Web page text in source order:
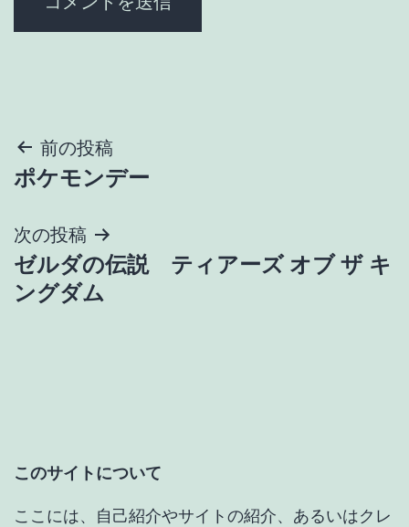
投
稿
ナ
ビ
ン
前の投稿
ポケモンデー
次の投稿
ゼルダの伝説 ティアーズ オブ ザ キ
ングダム
このサイトについて
ここには、自己紹介やサイトの紹介、あるいはクレ